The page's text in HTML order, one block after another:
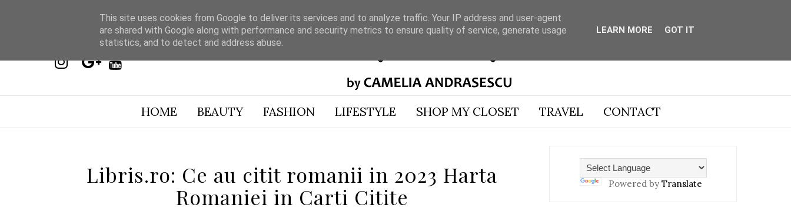
HOME BEAUTY FASHION LIFESTYLE SHOP MY CLOSET TRAVEL CONTACT
Libris.ro: Ce au citit romanii in 2023 Harta
Romaniei in Carti Citite
Powered by Translate
This site uses cookies from Google to deliver its services and to analyze traffic. Your IP address and user-agent
are shared with Google along with performance and security metrics to ensure quality of service, generate usage
statistics, and to detect and address abuse.
LEARN MORE GOT IT